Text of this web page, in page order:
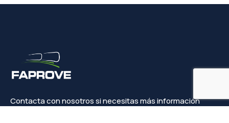
Contacta con nosotros si necesitas más información